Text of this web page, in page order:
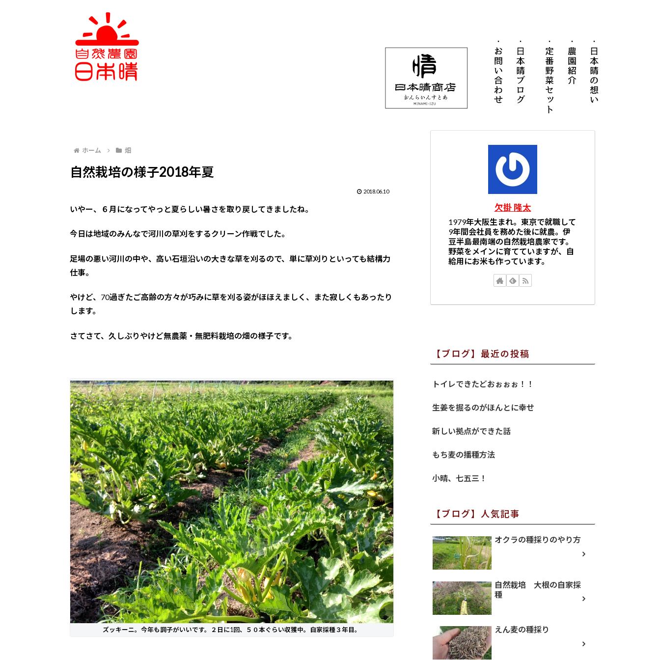
ネットショップ
お問い合わせ日本晴ブログ定番野菜セット
ホーム 畑
自然栽培の様子2018年夏
2018.06.10
いやー、６月になってやっと夏らしい暑さを取り戻してきましたね。
今日は地域のみんなで河川の草刈をするクリーン作戦でした。
足場の悪い河川の中や、高い石垣沿いの大きな草を刈るので、単に草刈りといっても結構力
仕事。
やけど、70過ぎたご高齢の方々が巧みに草を刈る姿がほほえましく、また寂しくもあったり
します。
さてさて、久しぶりやけど無農薬・無肥料栽培の畑の様子です。
ズッキーニ。今年も調子がいいです。２日に1回、５０本ぐらい収獲中。自家採種３年目。
欠掛 隆太
1979年大阪生まれ。東京で就職して
9年間会社員を務めた後に就農。伊
豆半島最南端の自然栽培農家です。
野菜をメインに育てていますが、自
給用にお米も作っています。
【ブログ】最近の投稿
トイレできたどおぉぉぉ！！
生姜を掘るのがほんとに幸せ
新しい拠点ができた話
もち麦の播種方法
小晴、七五三！
【ブログ】人気記事
オクラの種採りのやり方
自然栽培 大根の自家採
種
えん麦の種採り